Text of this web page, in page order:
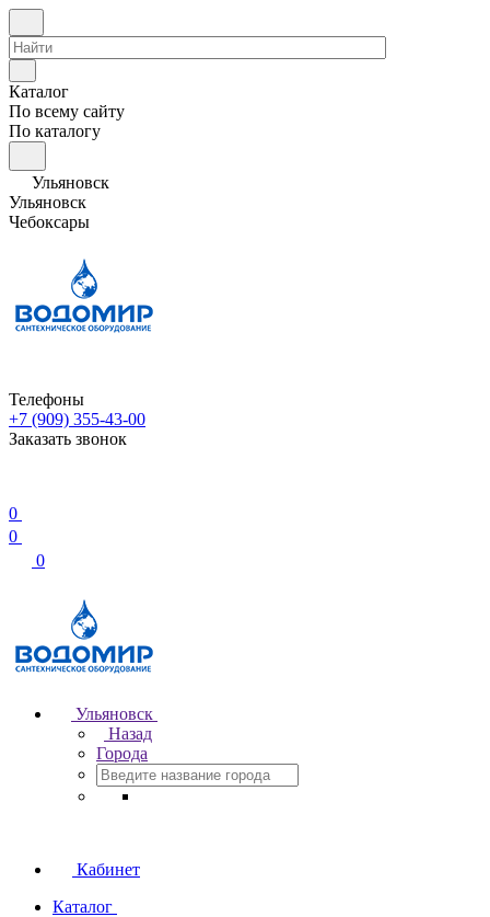
Каталог
По всему сайту
По каталогу
Ульяновск
Ульяновск
Чебоксары
Телефоны
+7 (909) 355-43-00
Заказать звонок
0
0
0
Ульяновск
Назад
Города
Кабинет
Каталог